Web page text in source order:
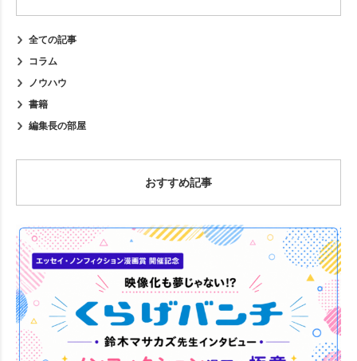
全ての記事
コラム
ノウハウ
書籍
編集長の部屋
おすすめ記事